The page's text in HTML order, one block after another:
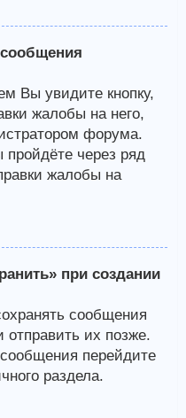
Вы увидите кнопку,
жалобы на него,
форума.
через ряд
жалобы на
при создании
сообщения
отправить их позже.
перейдите
раздела.